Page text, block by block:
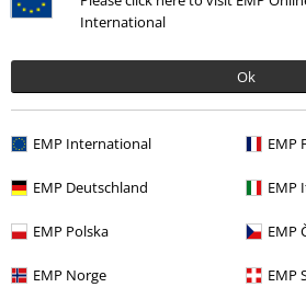
International
Ok
EMP International EMP
EMP Deutschland EMP
EMP Polska EMP
EMP Norge EMP
Dernière visite